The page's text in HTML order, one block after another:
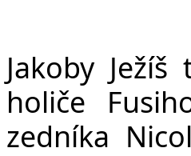
Jakoby
holiče
zedníka